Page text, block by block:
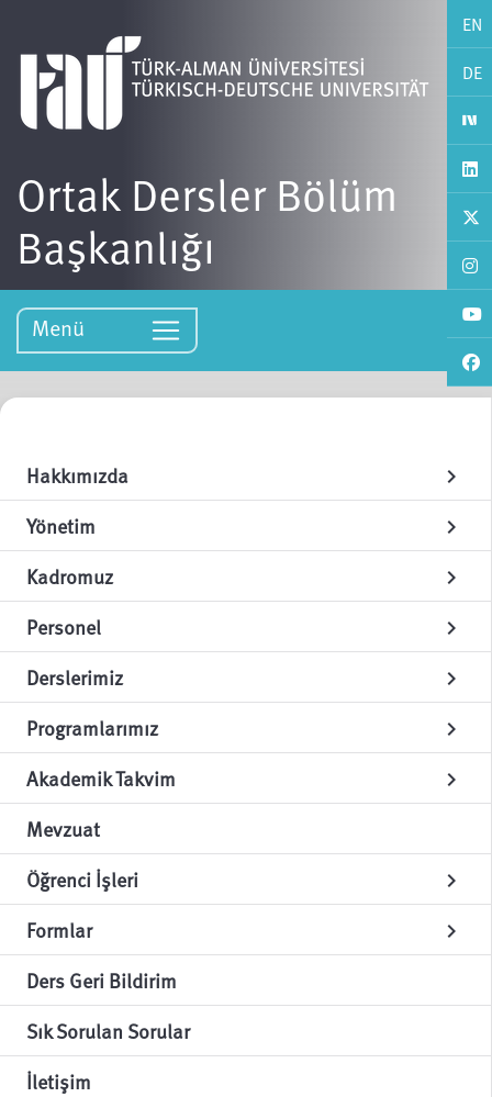
EN
DE
Ortak Dersler Bölüm
Başkanlığı
Menü
Hakkımızda chevron_right
Yönetim chevron_right
Kadromuz chevron_right
Personel chevron_right
Derslerimiz chevron_right
Programlarımız chevron_right
Akademik Takvim chevron_right
Mevzuat
Öğrenci İşleri
chevron_right
Formlar chevron_right
Ders Geri Bildirim
Sık Sorulan Sorular
İletişim